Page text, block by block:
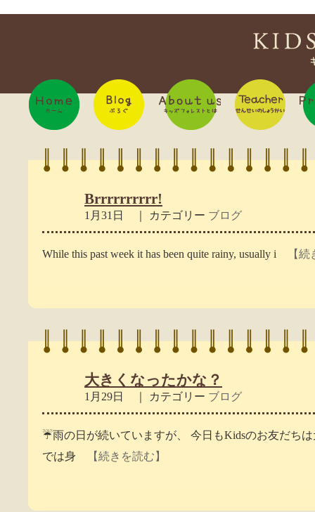
Brrrrrrrrrr!
1月31日 ｜ カテゴリー ブログ
While this past week it has been quite rainy, usually i 【続
大きくなったかな？
1月29日 ｜ カテゴリー ブログ
☔️雨の日が続いていますが、 今日もKidsのお友だち
では身 【続きを読む】